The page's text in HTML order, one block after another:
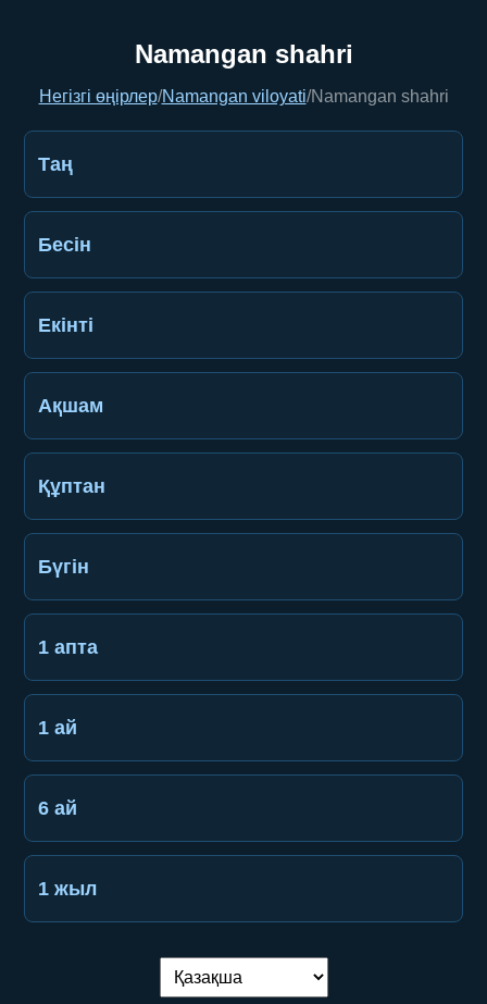
Namangan shahri
Негізгі өңірлер/Namangan viloyati/Namangan shahri
Таң
Бесін
Екінті
Ақшам
Құптан
Бүгін
1 апта
1 ай
6 ай
1 жыл
Тілді ауыстыру: